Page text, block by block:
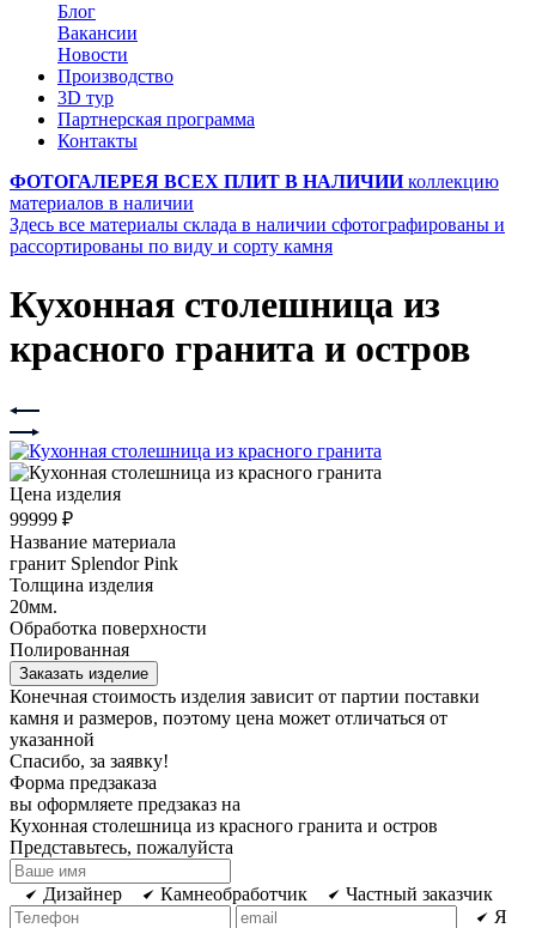
Блог
Вакансии
Новости
Производство
3D тур
Партнерская программа
Контакты
ФОТОГАЛЕРЕЯ ВСЕХ ПЛИТ В НАЛИЧИИ коллекцию
материалов в наличии
Здесь все материалы склада в наличии сфотографированы и
рассортированы по виду и сорту камня
Кухонная столешница из
красного гранита и остров
Цена изделия
99999 ₽
Название материала
гранит Splendor Pink
Толщина изделия
20мм.
Обработка поверхности
Полированная
Заказать изделие
Конечная стоимость изделия зависит от партии поставки
камня и размеров, поэтому цена может отличаться от
указанной
Спасибо, за заявку!
Форма предзаказа
вы оформляете предзаказ на
Кухонная столешница из красного гранита и остров
Представьтесь, пожалуйста
Дизайнер Камнеобработчик
Частный заказчик
Я